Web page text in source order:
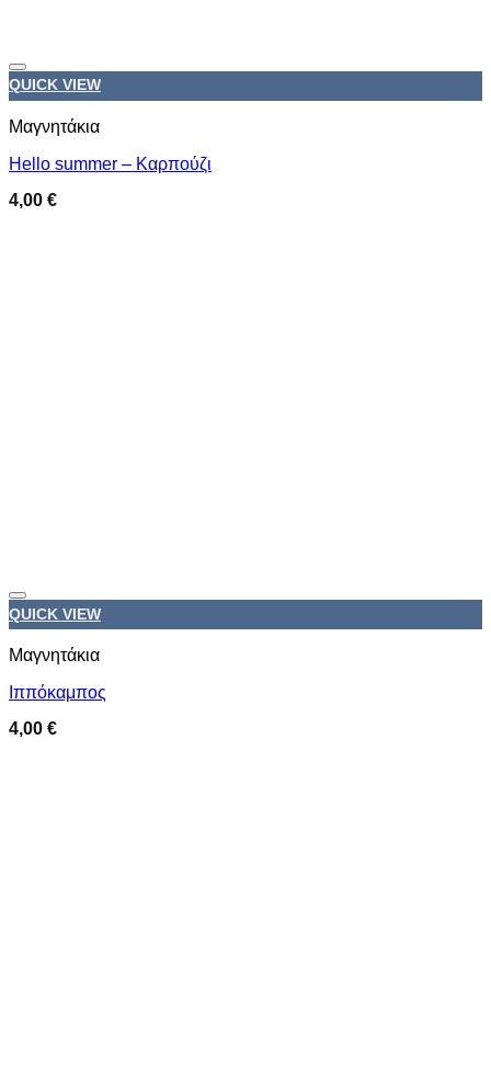
Προσθήκη στη wishlist
QUICK VIEW
Μαγνητάκια
Hello summer – Καρπούζι
4,00 €
Προσθήκη στη wishlist
QUICK VIEW
Μαγνητάκια
Ιππόκαμπος
4,00 €